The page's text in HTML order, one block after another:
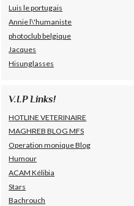
Luis le portugais
Annie l\'humaniste
photoclub belgique
Jacques
Hisunglasses
V.I.P Links!
HOTLINE VETERINAIRE
MAGHREB BLOG MFS
Operation monique Blog
Humour
ACAM Kélibia
Stars
Bachrouch